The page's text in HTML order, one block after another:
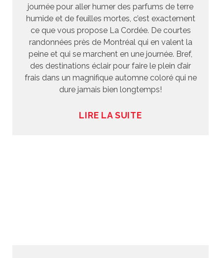
journée pour aller humer des parfums de terre
humide et de feuilles mortes, c’est exactement
ce que vous propose La Cordée. De courtes
randonnées près de Montréal qui en valent la
peine et qui se marchent en une journée. Bref,
des destinations éclair pour faire le plein d’air
frais dans un magnifique automne coloré qui ne
dure jamais bien longtemps!
LIRE LA SUITE